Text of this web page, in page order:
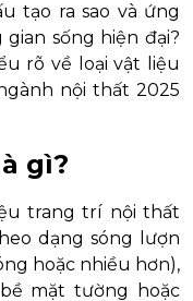
tạo ra sao và ứng
sống hiện đại?
rõ về loại vật liệu
nội thất 2025
gì?
trang trí nội thất
dạng sóng lượn
hoặc nhiều hơn),
mặt tường hoặc